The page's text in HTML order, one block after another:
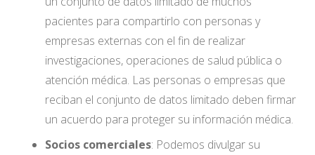
pacientes para compartirlo con personas y
empresas externas con el fin de realizar
investigaciones, operaciones de salud pública o
atención médica. Las personas o empresas que
reciban el conjunto de datos limitado deben firmar
un acuerdo para proteger su información médica.
Socios comerciales: Podemos divulgar su